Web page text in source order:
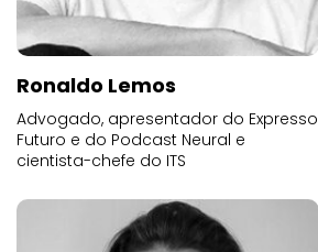
Ronaldo Lemos
Advogado, apresentador do Expresso
Futuro e do Podcast Neural e
cientista-chefe do ITS